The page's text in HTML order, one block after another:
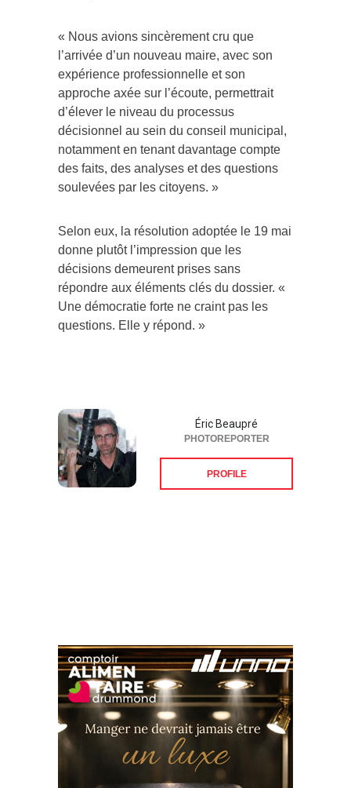
« Nous avions sincèrement cru que
l’arrivée d’un nouveau maire, avec son
expérience professionnelle et son
approche axée sur l’écoute, permettrait
d’élever le niveau du processus
décisionnel au sein du conseil municipal,
notamment en tenant davantage compte
des faits, des analyses et des questions
soulevées par les citoyens. »
Selon eux, la résolution adoptée le 19 mai
donne plutôt l’impression que les
décisions demeurent prises sans
répondre aux éléments clés du dossier. «
Une démocratie forte ne craint pas les
questions. Elle y répond. »
Éric Beaupré
PHOTOREPORTER
PROFILE